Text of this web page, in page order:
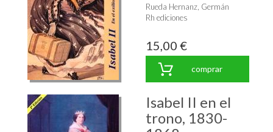
Rueda Hernanz, Germán
Rh ediciones
15,00 €
comprar
Isabel II en el
trono, 1830-